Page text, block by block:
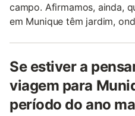
campo. Afirmamos, ainda,
em Munique têm jardim,
Se estiver a
viagem para
período do ano